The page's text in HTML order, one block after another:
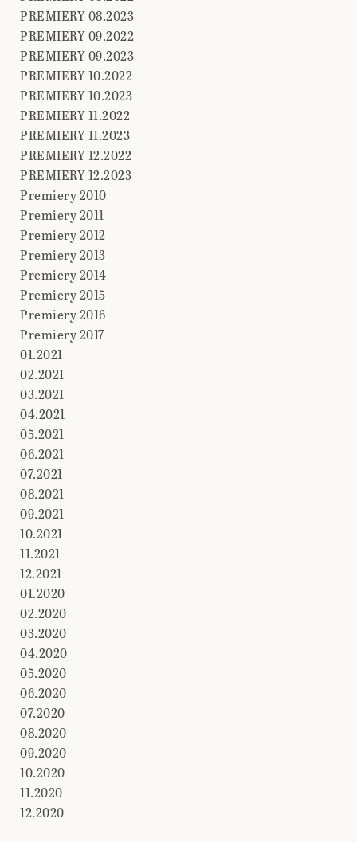
PREMIERY 08.2023
PREMIERY 09.2022
PREMIERY 09.2023
PREMIERY 10.2022
PREMIERY 10.2023
PREMIERY 11.2022
PREMIERY 11.2023
PREMIERY 12.2022
PREMIERY 12.2023
Premiery 2010
Premiery 2011
Premiery 2012
Premiery 2013
Premiery 2014
Premiery 2015
Premiery 2016
Premiery 2017
01.2021
02.2021
03.2021
04.2021
05.2021
06.2021
07.2021
08.2021
09.2021
10.2021
11.2021
12.2021
01.2020
02.2020
03.2020
04.2020
05.2020
06.2020
07.2020
08.2020
09.2020
10.2020
11.2020
12.2020